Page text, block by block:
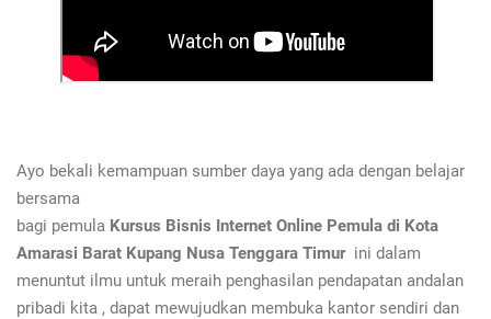
Ayo bekali kemampuan sumber daya yang ada dengan belajar
bersama
bagi pemula Kursus Bisnis Internet Online Pemula di Kota
Amarasi Barat Kupang Nusa Tenggara Timurini dalam
menuntut ilmu untuk meraih penghasilan pendapatan andalan
pribadi kita , dapat mewujudkan membuka kantor sendiri dan